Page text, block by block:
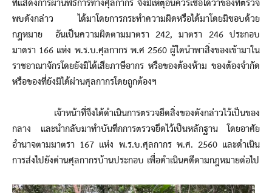
ที่แสดงการผ่านพิธีการทางศุลกากร จึงมีเหตุอันควรเชื่อได้ว่าของที่ตรวจ
พบดังกล่าว ได้มาโดยการกระทำความผิดหรือได้มาโดยมิชอบด้วย
กฎหมาย อันเป็นความผิดตามมาตรา 242, มาตรา 246 ประกอบ
มาตรา 166 แห่ง พ.ร.บ.ศุลกากร พ.ศ 2560 ผู้ใดนำพาสิ่งของเข้ามาใน
ราชอาณาจักรโดยยังมิได้เสียภาษีอากร หรือของต้องห้าม ของต้องจำกัด
หรือของที่ยังมิได้ผ่านศุลกากรโดยถูกต้องฯ
เจ้าหน้าที่จึงได้ดำเนินการตรวจยึดสิ่งของดังกล่าวไว้เป็นของ
กลาง และนำกลับมาทำบันทึกการตรวจยึดไว้เป็นหลักฐาน โดยอาศัย
อำนาจตามมาตรา 167 แห่ง พ.ร.บ.ศุลกากร พ.ศ. 2560 และดำเนิน
การส่งไปยังด่านศุลกากรบ้านประกอบ เพื่อดำเนินคดีตามกฎหมายต่อไป